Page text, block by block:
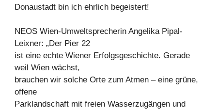
Donaustadt bin ich ehrlich begeistert!
NEOS Wien-Umweltsprecherin Angelika Pipal-
Leixner: „Der Pier 22
ist eine echte Wiener Erfolgsgeschichte. Gerade
weil Wien wächst,
brauchen wir solche Orte zum Atmen – eine grüne,
offene
Parklandschaft mit freien Wasserzugängen und